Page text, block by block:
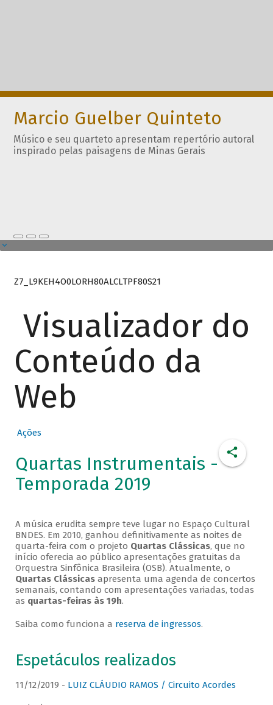
Marcio Guelber Quinteto
Músico e seu quarteto apresentam repertório autoral
inspirado pelas paisagens de Minas Gerais
Z7_L9KEH4O0LORH80ALCLTPF80S21
Visualizador do
Conteúdo da
Web
Ações
Quartas Instrumentais -
Temporada 2019
A música erudita sempre teve lugar no Espaço Cultural
BNDES. Em 2010, ganhou definitivamente as noites de
quarta-feira com o projeto Quartas Clássicas, que no
início oferecia ao público apresentações gratuitas da
Orquestra Sinfônica Brasileira (OSB). Atualmente, o
Quartas Clássicasapresenta uma agenda de concertos
semanais, contando com apresentações variadas, todas
as quartas-feiras às 19h.
Saiba como funciona a reserva de ingressos.
Espetáculos realizados
11/12/2019 - LUIZ CLÁUDIO RAMOS / Circuito Acordes